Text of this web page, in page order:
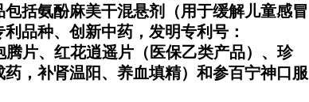
括氨酚麻美干混悬剂（用于缓解儿童感冒
品种、创新中药，发明专利号：
腾片、红花逍遥片（医保乙类产品）、珍
，补肾温阳、养血填精）和参百宁神口服